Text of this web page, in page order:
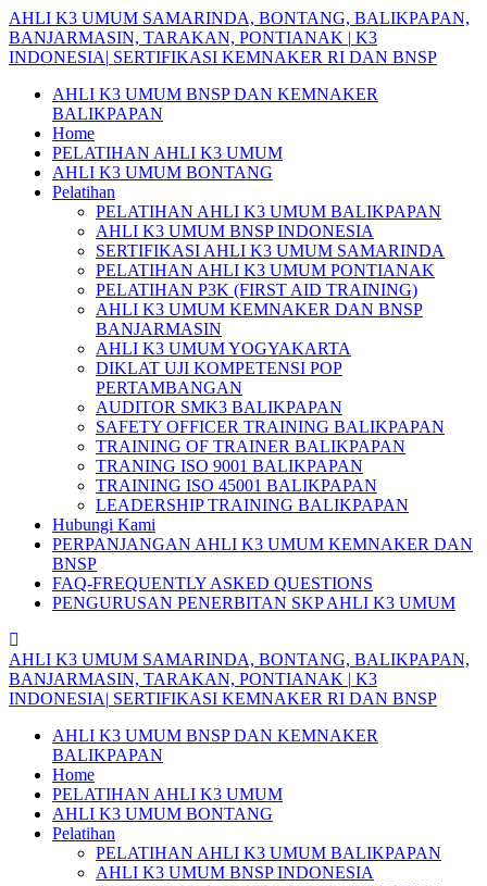
Skip
to
content
AHLI K3 UMUM SAMARINDA, BONTANG, BALIKPAPAN,
BANJARMASIN, TARAKAN, PONTIANAK | K3
INDONESIA| SERTIFIKASI KEMNAKER RI DAN BNSP
AHLI K3 UMUM BNSP DAN KEMNAKER
BALIKPAPAN
Home
PELATIHAN AHLI K3 UMUM
AHLI K3 UMUM BONTANG
Pelatihan
PELATIHAN AHLI K3 UMUM BALIKPAPAN
AHLI K3 UMUM BNSP INDONESIA
SERTIFIKASI AHLI K3 UMUM SAMARINDA
PELATIHAN AHLI K3 UMUM PONTIANAK
PELATIHAN P3K (FIRST AID TRAINING)
AHLI K3 UMUM KEMNAKER DAN BNSP
BANJARMASIN
AHLI K3 UMUM YOGYAKARTA
DIKLAT UJI KOMPETENSI POP
PERTAMBANGAN
AUDITOR SMK3 BALIKPAPAN
SAFETY OFFICER TRAINING BALIKPAPAN
TRAINING OF TRAINER BALIKPAPAN
TRANING ISO 9001 BALIKPAPAN
TRAINING ISO 45001 BALIKPAPAN
LEADERSHIP TRAINING BALIKPAPAN
Hubungi Kami
PERPANJANGAN AHLI K3 UMUM KEMNAKER DAN
BNSP
FAQ-FREQUENTLY ASKED QUESTIONS
PENGURUSAN PENERBITAN SKP AHLI K3 UMUM
AHLI K3 UMUM SAMARINDA, BONTANG, BALIKPAPAN,
BANJARMASIN, TARAKAN, PONTIANAK | K3
INDONESIA| SERTIFIKASI KEMNAKER RI DAN BNSP
AHLI K3 UMUM BNSP DAN KEMNAKER
BALIKPAPAN
Home
PELATIHAN AHLI K3 UMUM
AHLI K3 UMUM BONTANG
Pelatihan
PELATIHAN AHLI K3 UMUM BALIKPAPAN
AHLI K3 UMUM BNSP INDONESIA